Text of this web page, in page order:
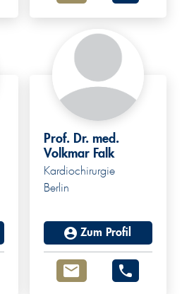
Prof. Dr. med.
Volkmar Falk
Kardiochirurgie
Berlin
Zum Profil